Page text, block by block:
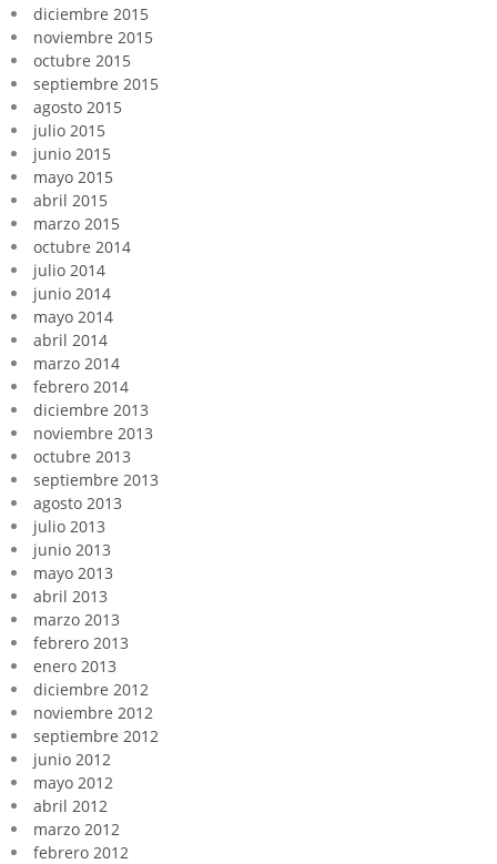
diciembre 2015
noviembre 2015
octubre 2015
septiembre 2015
agosto 2015
julio 2015
junio 2015
mayo 2015
abril 2015
marzo 2015
octubre 2014
julio 2014
junio 2014
mayo 2014
abril 2014
marzo 2014
febrero 2014
diciembre 2013
noviembre 2013
octubre 2013
septiembre 2013
agosto 2013
julio 2013
junio 2013
mayo 2013
abril 2013
marzo 2013
febrero 2013
enero 2013
diciembre 2012
noviembre 2012
septiembre 2012
junio 2012
mayo 2012
abril 2012
marzo 2012
febrero 2012